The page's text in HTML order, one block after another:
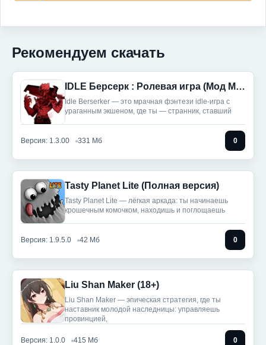
Рекомендуем скачать
IDLE Берсерк : Ролевая игра (Мод Меню)
Idle Berserker — это мрачная фэнтези idle-игра с
ураганным экшеном, где ты — странник, ставший
Версия: 1.3.00 331 Мб 0
Tasty Planet Lite (Полная версия)
Tasty Planet Lite — лёгкая аркада: ты начинаешь
крошечным комочком, находишь и поглощаешь
Версия: 1.9.5.0 42 Мб 0
Liu Shan Maker (18+)
Liu Shan Maker — эпическая стратегия, где ты
наставник молодой наследницы: управляешь
провинцией,
Версия: 1.0.0 415 Мб 0